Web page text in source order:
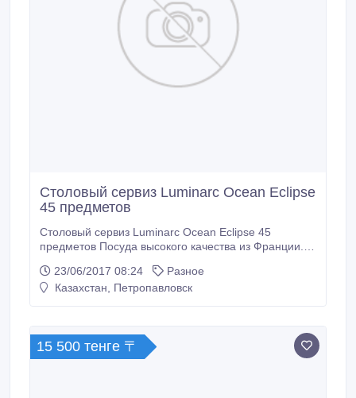
Столовый сервиз Luminarc Ocean Eclipse
45 предметов
Столовый сервиз Luminarc Ocean Eclipse 45
предметов Посуда высокого качества из Франции.
Ocean Eclipse Океан Эклипс, 45 предм. Рассчитан
на 6 персон. Тарелка десертная - 6 шт. Тарелка
23/06/2017 08:24
Разное
Казахстан, Петропавловск
15 500 тенге 〒